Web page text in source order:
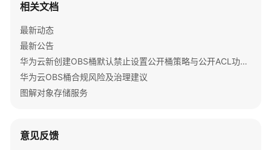
协
（SLA）
白
皮
书
支
        }
catch (ObsException ex)
{
    Console.WriteLine(
"ErrorMessage: {0}"
}
相关文档
最新动态
最新公告
华为云新创建OBS桶默认禁止设置公开桶策略与公开ACL功能通知
华为云OBS桶合规风险及治理建议
图解对象存储服务
意见反馈